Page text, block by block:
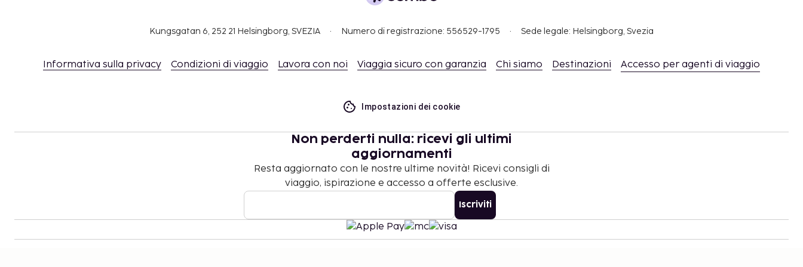
gratuitamente nella stessa camera dei genitori o tutori, utilizzando i
È disponibile il check-out senza contatti.
Questa struttura è LGBTQ+ friendly e accoglie tutti gli ospiti, senza
Per informazioni sulla politica sulla privacy di Best Western, visita
Kungsgatan 6, 252 21 Helsingborg, SVEZIA Numero di registrazione: 556529-1795 Sede legale: Helsingborg, Svezia
Informativa sulla privacy Condizioni di viaggio Lavora con noi Viaggia sicuro con garanzia Chi siamo Destinazioni Accesso per agenti di viaggio
Impostazioni dei cookie
Non perderti nulla: ricevi gli ultimi
aggiornamenti
Resta aggiornato con le nostre ultime novità! Ricevi consigli di
viaggio, ispirazione e accesso a offerte esclusive.
Iscriviti